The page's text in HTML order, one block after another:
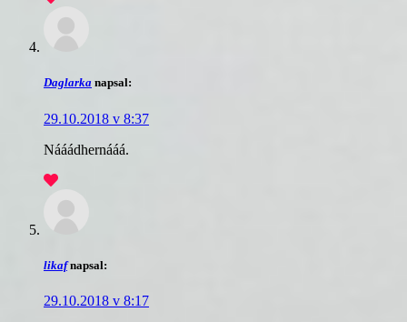
Daglarka napsal:
29.10.2018 v 8:37
Nááádhernááá.
likaf napsal:
29.10.2018 v 8:17